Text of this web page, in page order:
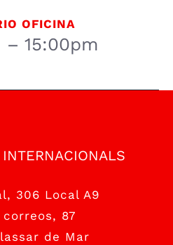
OFICINA
15:00pm
306 Local A9
87
de Mar